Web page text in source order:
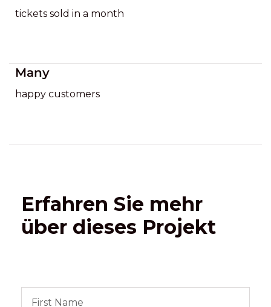
tickets sold in a month
Many
happy customers
Erfahren Sie mehr
über dieses Projekt